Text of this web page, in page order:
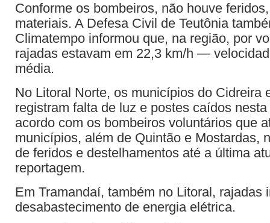
Conforme os bombeiros, não houve
materiais. A Defesa Civil de Teutônia
Climatempo informou que, na região, por
rajadas estavam em 22,3 km/h —
média.
No Litoral Norte, os municípios do Cidreira
registram falta de luz e postes caídos
acordo com os bombeiros voluntários que
municípios, além de Quintão e Mostardas,
de feridos e destelhamentos até a última
reportagem.
Em Tramandaí, também no Litoral, rajadas
desabastecimento de energia elétrica.